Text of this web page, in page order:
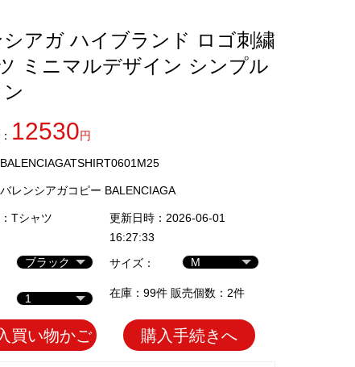
お見逃しなく。
アガ ハイブランド ロゴ刺繍
ミニマルデザイン シンプル
12530円
バレンシアガコピー BALENCIAGA
Tシャツ
更新日時：2026-06-01
16:27:33
サイズ：
在庫：99件 販売個数：2件
買い物かご 購入手続きへ